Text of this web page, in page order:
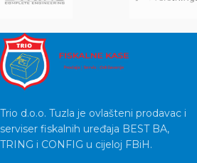
Trio d.o.o. Tuzla je ovlašteni prodavac i
serviser fiskalnih uređaja BEST BA,
TRING i CONFIG u cijeloj FBiH.